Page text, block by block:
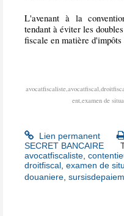
L'avenant à la
tendant à éviter les
fiscale en matière d'impôts
ent,examen de
Lien permanent
SECRET BANCAIRE
avocatfiscaliste,
droitfiscal, examen de
douaniere,